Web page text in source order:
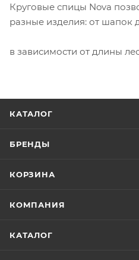
Круговые спицы Nova
разные изделия: от шапок
в зависимости от длины
КАТАЛОГ
БРЕНДЫ
КОРЗИНА
КОМПАНИЯ
КАТАЛОГ